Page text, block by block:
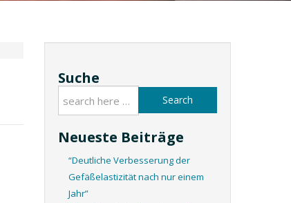
Suche
Search
Neueste Beiträge
“Deutliche Verbesserung der
Gefäßelastizität nach nur einem
Jahr”